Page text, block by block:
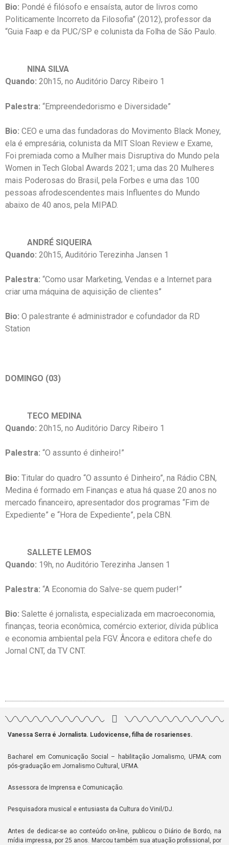
Bio: Pondé é filósofo e ensaísta, autor de livros como
Politicamente Incorreto da Filosofia” (2012), professor da
“Guia Faap e da PUC/SP e colunista da Folha de São Paulo.
NINA SILVA
Quando: 20h15, no Auditório Darcy Ribeiro 1
Palestra: “Empreendedorismo e Diversidade”
Bio: CEO e uma das fundadoras do Movimento Black Money,
ela é empresária, colunista da MIT Sloan Review e Exame,
Foi premiada como a Mulher mais Disruptiva do Mundo pela
Women in Tech Global Awards 2021; uma das 20 Mulheres
mais Poderosas do Brasil, pela Forbes e uma das 100
pessoas afrodescendentes mais Influentes do Mundo
abaixo de 40 anos, pela MIPAD.
ANDRÉ SIQUEIRA
Quando: 20h15, Auditório Terezinha Jansen 1
Palestra: “Como usar Marketing, Vendas e a Internet para
criar uma máquina de aquisição de clientes”
Bio: O palestrante é administrador e cofundador da RD
Station
DOMINGO (03)
TECO MEDINA
Quando: 20h15, no Auditório Darcy Ribeiro 1
Palestra: “O assunto é dinheiro!”
Bio: Titular do quadro “O assunto é Dinheiro”, na Rádio CBN,
Medina é formado em Finanças e atua há quase 20 anos no
mercado financeiro, apresentador dos programas “Fim de
Expediente” e “Hora de Expediente”, pela CBN.
SALLETE LEMOS
Quando: 19h, no Auditório Terezinha Jansen 1
Palestra: “A Economia do Salve-se quem puder!”
Bio: Salette é jornalista, especializada em macroeconomia,
finanças, teoria econômica, comércio exterior, dívida pública
e economia ambiental pela FGV. Âncora e editora chefe do
Jornal CNT, da TV CNT.
Vanessa Serra é Jornalista. Ludovicense, filha de rosarienses.
Bacharel em Comunicação Social – habilitação Jornalismo, UFMA; com
pós-graduação em Jornalismo Cultural, UFMA.
Assessora de Imprensa e Comunicação.
Pesquisadora musical e entusiasta da Cultura do Vinil/DJ.
Antes de dedicar-se ao conteúdo on-line, publicou o Diário de Bordo, na
mídia impressa, por 25 anos. Marcou também sua atuação profissional, por